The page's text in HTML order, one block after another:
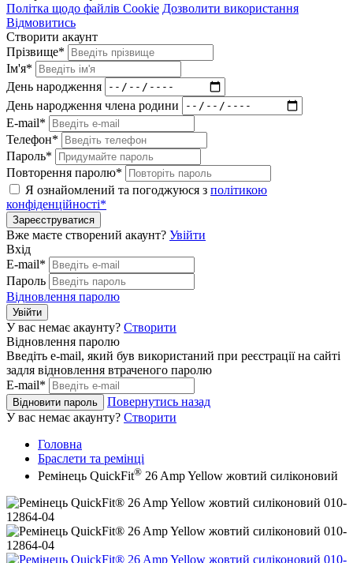
Політка щодо файлів Cookie Дозволити використання
Відмовитись
Створити акаунт
Прізвище*
Ім'я*
День народження
День народження члена родини
E-mail*
Телефон*
Пароль*
Повторення паролю*
Я ознайомлений та погоджуюся з політикою
конфіденційності*
Зареєструватися
Вже маєте створений акаунт? Увійти
Вхід
E-mail*
Пароль
Відновлення паролю
Увійти
У вас немає акаунту? Створити
Відновлення паролю
Введіть e-mail, який був використаний при реєстрації на сайті
задля відновлення втраченого паролю
E-mail*
Відновити пароль
Повернутись назад
У вас немає акаунту? Створити
Головна
Браслети та ремінці
Ремінець QuickFit® 26 Amp Yellow жовтий силіконовий